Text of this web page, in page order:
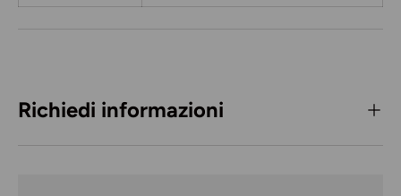
Richiedi informazioni